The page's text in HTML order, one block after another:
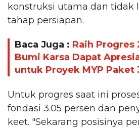
konstruksi utama dan tidak
tahap persiapan.
Baca Juga : Raih Progres
Bumi Karsa Dapat
untuk Proyek MYP Paket
Untuk progres saat ini
fondasi 3.05 persen dan
keet. "Sekarang posisinya